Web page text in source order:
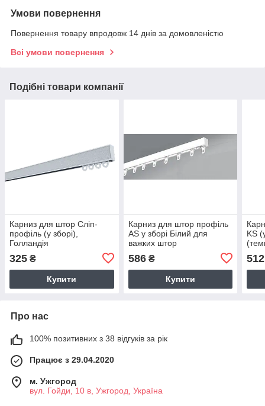
Умови повернення
Повернення товару впродовж 14 днів за домовленістю
Всі умови повернення
Подібні товари компанії
Карниз для штор Сліп-
профіль (у зборі),
Голландія
325 ₴
Купити
Карниз для штор профіль
AS у зборі Білий для
важких штор
586₴
Купити
KS
512
Про нас
100% позитивних з 38 відгуків за рік
Працює з 29.04.2020
м. Ужгород
вул. Гойди, 10 в, Ужгород, Україна